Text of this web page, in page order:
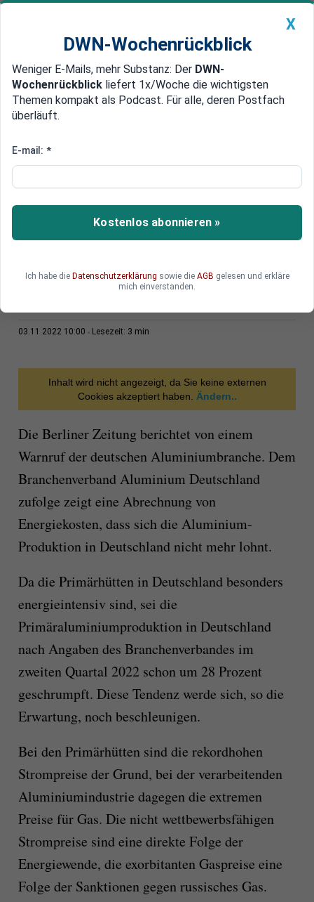
Newsticker MEIN DWN: Geldanlage Premium
Edelmetalle DWN-Magazin China
Aluminium-Branche: Betriebe
ein
Die deutsche Aluminiumbranche kollabiert.
Deutsche Wirtschaftsnachrichten
03.11.2022 10:00 Lesezeit: 3 min
Inhalt wird nicht angezeigt, da Sie keine externen
Cookies akzeptiert haben.
Ändern..
Die Berliner Zeitung berichtet von einem
Warnruf der deutschen Aluminiumbranche. Dem
Branchenverband Aluminium Deutschland
zufolge zeigt eine Abrechnung von
Energiekosten, dass sich die Aluminium-
Produktion in Deutschland nicht mehr lohnt.
Da die Primärhütten in Deutschland besonders
energieintensiv sind, sei die
Primäraluminiumproduktion in Deutschland
nach Angaben des Branchenverbandes im
zweiten Quartal 2022 schon um 28 Prozent
geschrumpft. Diese Tendenz werde sich, so die
Erwartung, noch beschleunigen.
Bei den Primärhütten sind die rekordhohen
Strompreise der Grund, bei der verarbeitenden
Aluminiumindustrie dagegen die extremen
Preise für Gas. Die nicht wettbewerbsfähigen
Strompreise sind eine direkte Folge der
Energiewende, die exorbitanten Gaspreise eine
Folge der Sanktionen gegen russisches Gas.
X
DWN-Wochenrückblick
Weniger E-Mails, mehr Substanz: Der DWN-
Wochenrückblick liefert 1x/Woche die wichtigsten
Themen kompakt als Podcast. Für alle, deren Postfach
überläuft.
E-mail: *
Kostenlos abonnieren »
Ich habe die Datenschutzerklärung sowie die AGB gelesen und erkläre
mich einverstanden.